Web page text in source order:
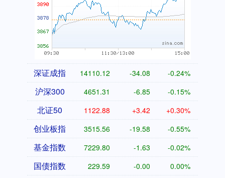
深证成指 14110.12 -34.08 -0.24%
沪深300 4651.31 -6.85 -0.15%
北证50 1122.88 +3.42 +0.30%
创业板指 3515.56 -19.58 -0.55%
基金指数 7229.80 -1.63 -0.02%
国债指数 229.59 -0.00 0.00%